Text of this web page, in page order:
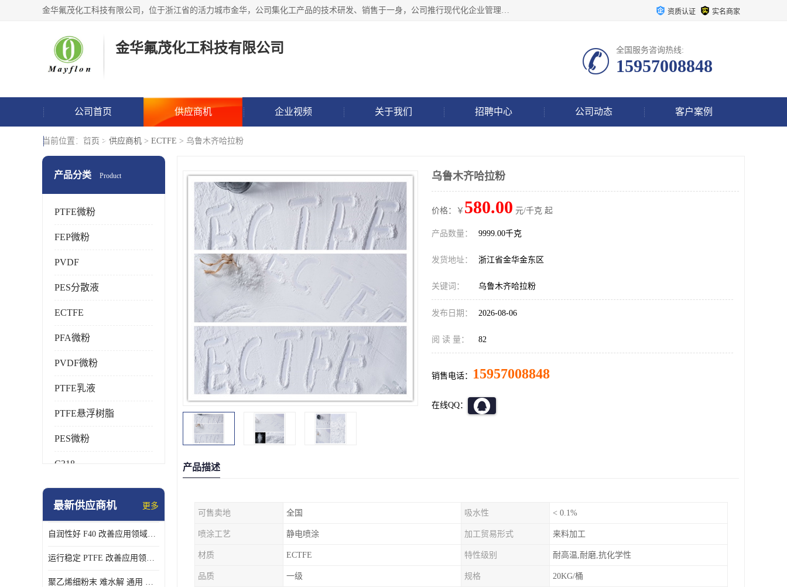
金华氟茂化工科技有限公司，位于浙江省的活力城市金华，公司集化工产品的技术研发、销售于一身，公司推行现代化企业管理理念，公司成立以来吸引了一批技术、业务、能力良好的科技人才，为多种产品的推广流通搭建良好的服务平台。我公司主要经营产品包括：PTFE微粉、FEP微粉、ECTFE、PES微粉等，这些产品由于具有、耐腐蚀、耐高温等性能而广泛应用于许多领域。 资质认证 实名商家
金华氟茂化工科技有限公司 全国服务咨询热线:
15957008848
公司首页 供应商机 企业视频 关于我们 招聘中心 公司动态 客户案例
联系方式
当前位置： 首页 > 供应商机 > ECTFE > 乌鲁木齐哈拉粉
产品分类 Product
PTFE微粉
FEP微粉
PVDF
PES分散液
ECTFE
PFA微粉
PVDF微粉
PTFE乳液
PTFE悬浮树脂
PES微粉
C318
HFP
PE蜡粉
PE改性蜡粉
最新供应商机 更多
自润性好 F40 改善应用领域的耐热性 滑润性
运行稳定 PTFE 改善应用领域的耐热性 滑润性
聚乙烯细粉末 难水解 通用 氟茂
乌鲁木齐哈拉粉
价格：￥ 580.00 元/千克 起
产品数量： 9999.00千克
发货地址： 浙江省金华金东区
关键词： 乌鲁木齐哈拉粉
发布日期： 2026-08-06
阅 读 量： 82
销售电话： 15957008848
在线QQ：
产品描述
可售卖地 全国 吸水性 < 0.1%
喷涂工艺 静电喷涂 加工贸易形式 来料加工
材质 ECTFE 特性级别 耐高温,耐磨,抗化学性
品质 一级 规格 20KG/桶